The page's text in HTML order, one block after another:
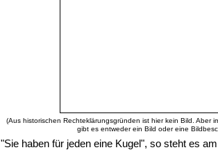
(Aus historischen Rechteklärungsgründen ist hier kein Bild. Aber
gibt es entweder ein Bild oder eine
"Sie haben für jeden eine Kugel", so steht es